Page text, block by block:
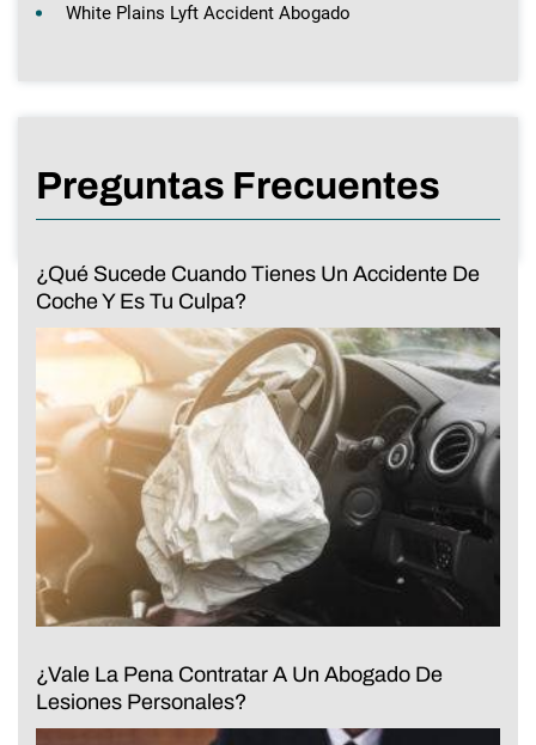
White Plains Lyft Accident Abogado
Preguntas Frecuentes
¿Qué Sucede Cuando Tienes Un Accidente De
Coche Y Es Tu Culpa?
¿Vale La Pena Contratar A Un Abogado De
Lesiones Personales?